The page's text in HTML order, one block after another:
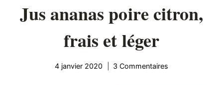
Jus ananas poire citron,
frais et léger
4 janvier 2020 3 Commentaires